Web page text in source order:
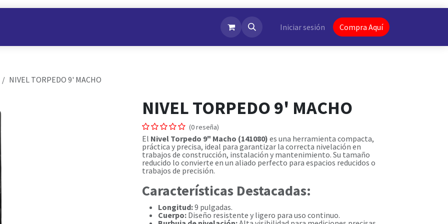
NotiFlash Iniciar sesión Compra Aquí
NIVEL TORPEDO 9' MACHO
NIVEL TORPEDO 9' MACHO
(0 reseña)
El Nivel Torpedo 9" Macho (141080) es una herramienta compacta,
práctica y precisa, ideal para garantizar la correcta nivelación en
trabajos de construcción, instalación y mantenimiento. Su tamaño
reducido lo convierte en un aliado perfecto para espacios reducidos o
trabajos de precisión.
Características Destacadas:
Longitud:9 pulgadas.
Cuerpo: Diseño resistente y ligero para uso continuo.